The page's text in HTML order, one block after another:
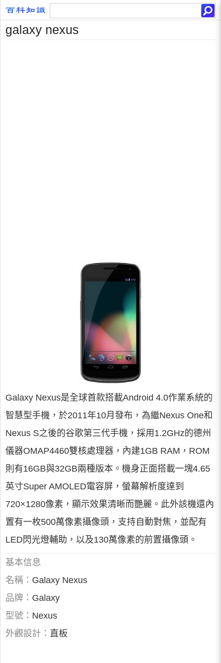
galaxy nexus
Galaxy Nexus是全球首款搭載Android 4.0作業系統的
智慧型手機，於2011年10月發布，為繼Nexus One和
Nexus S之後的谷歌第三代手機，採用1.2GHz的德州
儀器OMAP4460雙核處理器，內建1GB RAM，ROM
則有16GB與32GB兩種版本。機身正面搭載一塊4.65
英寸Super AMOLED電容屏，螢幕解析度達到
720×1280像素，顯示效果清晰而艷麗。此外該機還內
置有一枚500萬像素攝像頭，支持自動對焦，並配有
LED閃光燈輔助，以及130萬像素的前置攝像頭。
基本信息
名稱： Galaxy Nexus
品牌： Galaxy
型號： Nexus
外觀設計： 直板